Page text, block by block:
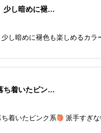
暗めに褪…
めに褪色も楽しめるカラ
着いたピン…
いたピンク系 派手すぎ